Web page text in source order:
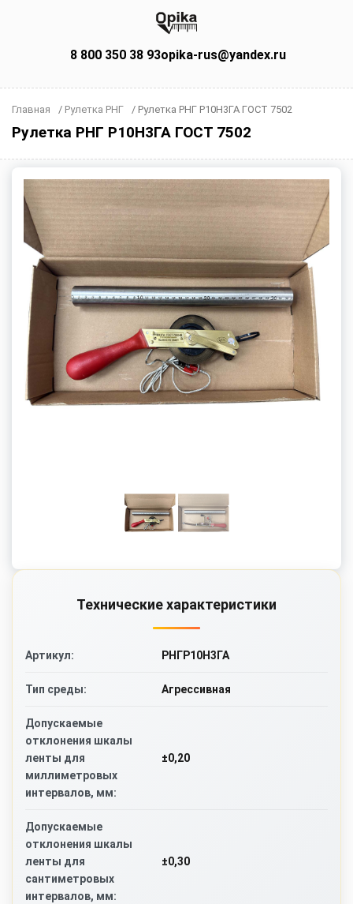
8 800 350 38 93opika-rus@yandex.ru
Главная / Рулетка РНГ / Рулетка РНГ Р10Н3ГА ГОСТ 7502
Рулетка РНГ Р10Н3ГА ГОСТ 7502
Технические характеристики
Артикул: РНГР10Н3ГА
Тип среды: Агрессивная
Допускаемые
отклонения шкалы
ленты для
миллиметровых
интервалов, мм:
±0,20
Допускаемые
отклонения шкалы
ленты для
сантиметровых
интервалов, мм:
±0,30